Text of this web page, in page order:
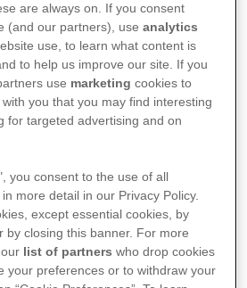
Karina Bacchi aderiu à
live que será transmitida
no Facebook e no
Karina conversará sobre saúde
de doenças por meio da
Kfouri, médico pediatra,
do Departamento
are always on. If you consent
(and our partners), useanalytics
use, to learn what content is
to help us improve our site. If you
use marketing cookies to
you that you may find interesting
for targeted advertising and on
you consent to the use of all
more detail in our Privacy Policy.
except essential cookies, by
by closing this banner. For more
list of partners who drop cookies
your preferences or to withdraw your